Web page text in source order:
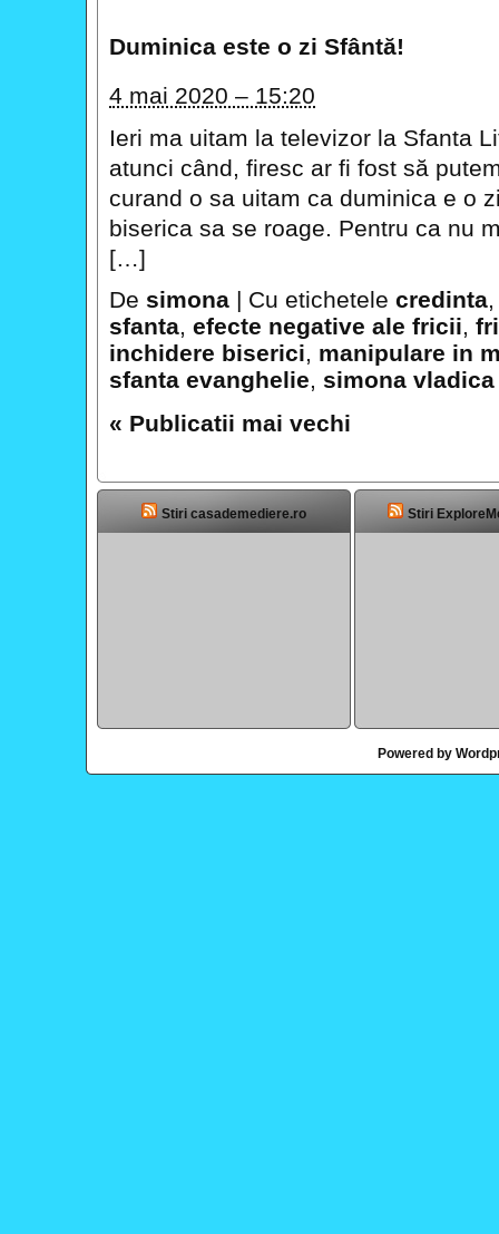
Duminica este o zi Sfântă!
4 mai 2020 – 15:20
Ieri ma uitam la televizor la Sfanta
atunci când, firesc ar fi fost să
curand o sa uitam ca duminica e o
biserica sa se roage. Pentru ca nu
[…]
De simona | Cu etichetele credinta
sfanta, efecte negative ale fricii,
inchidere biserici, manipulare in
sfanta evanghelie, simona vladica
« Publicatii mai vechi
Stiri casademediere.ro Stiri
Powered by